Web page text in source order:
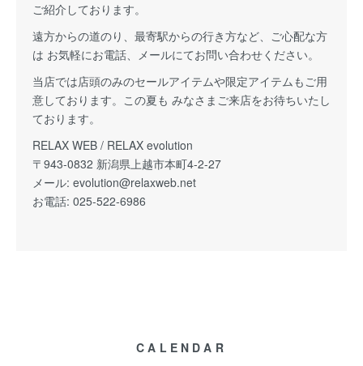
ご紹介しております。
遠方からの道のり、最寄駅からの行き方など、ご心配な方
は お気軽にお電話、メールにてお問い合わせください。
当店では店頭のみのセールアイテムや限定アイテムもご用
意しております。この夏も みなさまご来店をお待ちいたし
ております。
RELAX WEB / RELAX evolution
〒943-0832 新潟県上越市本町4-2-27
メール: evolution@relaxweb.net
お電話: 025-522-6986
CALENDAR